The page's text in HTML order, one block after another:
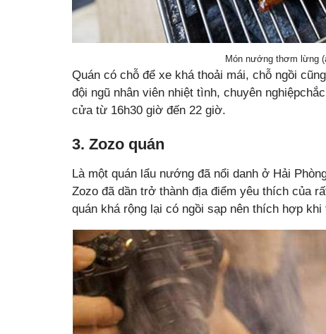
Món nướng thơm lừng
Quán có chỗ để xe khá thoải mái, chỗ ngồi
đội ngũ nhân viên nhiệt tình, chuyên
cửa từ 16h30 giờ đến 22 giờ.
3. Zozo quán
Là một quán lẩu nướng đã nổi danh ở Hải
Zozo đã dần trở thành địa điểm yêu thích của
quán khá rộng lại có ngồi sạp nên thích hợp